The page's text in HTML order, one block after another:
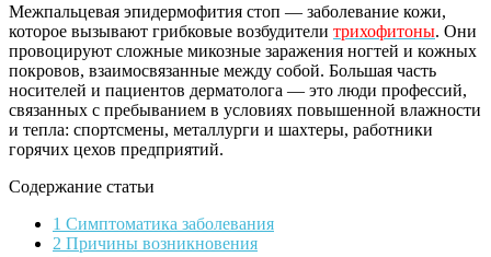
Межпальцевая эпидермофития стоп — заболевание кожи,
которое вызывают грибковые возбудители трихофитоны. Они
провоцируют сложные микозные заражения ногтей и кожных
покровов, взаимосвязанные между собой. Большая часть
носителей и пациентов дерматолога — это люди профессий,
связанных с пребыванием в условиях повышенной влажности
и тепла: спортсмены, металлурги и шахтеры, работники
горячих цехов предприятий.
Содержание статьи
1 Симптоматика заболевания
2 Причины возникновения